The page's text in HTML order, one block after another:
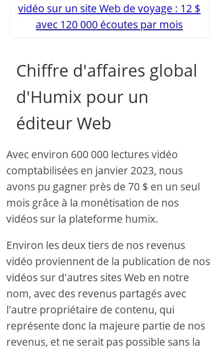
vidéo sur un site Web de voyage : 12 $
avec 120 000 écoutes par mois
Chiffre d'affaires global
d'Humix pour un
éditeur Web
Avec environ 600 000 lectures vidéo
comptabilisées en janvier 2023, nous
avons pu gagner près de 70 $ en un seul
mois grâce à la monétisation de nos
vidéos sur la plateforme humix.
Environ les deux tiers de nos revenus
vidéo proviennent de la publication de nos
vidéos sur d'autres sites Web en notre
nom, avec des revenus partagés avec
l'autre propriétaire de contenu, qui
représente donc la majeure partie de nos
revenus, et ne serait pas possible sans la